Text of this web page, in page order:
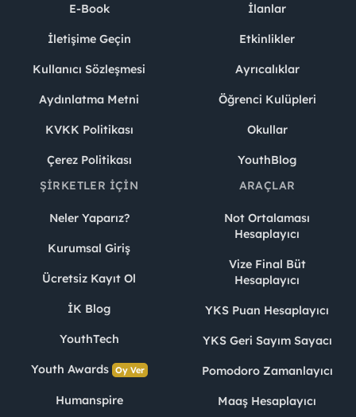
E-Book
İletişime Geçin
Kullanıcı Sözleşmesi
Aydınlatma Metni
KVKK Politikası
Çerez Politikası
İlanlar
Etkinlikler
Ayrıcalıklar
Öğrenci Kulüpleri
Okullar
YouthBlog
ŞIRKETLER İÇIN
Neler Yaparız?
Kurumsal Giriş
Ücretsiz Kayıt Ol
İK Blog
YouthTech
Youth Awards Oy Ver
Humanspire
ARAÇLAR
Not Ortalaması
Hesaplayıcı
Vize Final Büt
Hesaplayıcı
YKS Puan Hesaplayıcı
YKS Geri Sayım Sayacı
Pomodoro Zamanlayıcı
Maaş Hesaplayıcı